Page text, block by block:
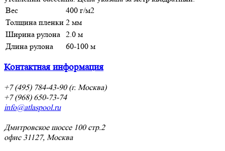
Вес
400 г/м2
Толщина пленки 2 мм
Ширина рулона
2.0 м
Длина рулона
60-100 м
Контактная информация
+7 (495) 784-43-90 (г. Москва)
+7 (968) 650-73-74
info@atlaspool.ru
Дмитровское шоссе 100 стр.2
офис 31127, Москва